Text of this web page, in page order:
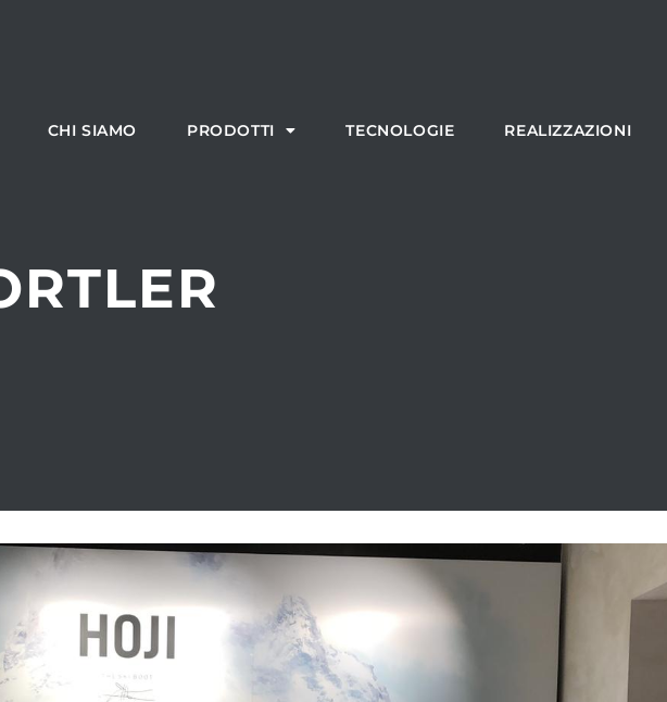
CHI SIAMO PRODOTTI TECNOLOGIE REALIZZAZIONI